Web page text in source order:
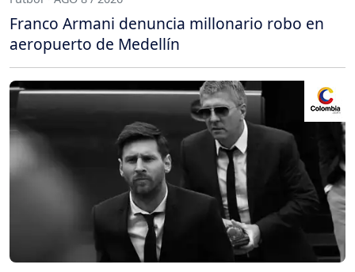
Franco Armani denuncia millonario robo en
aeropuerto de Medellín